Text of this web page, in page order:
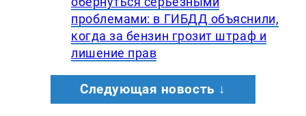
проблемами: в ГИБДД объяснили,
когда за бензин грозит штраф и
лишение прав
Следующая новость ↓